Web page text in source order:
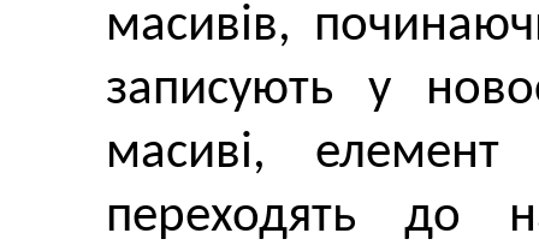
масивів,
записують у
масиві,
переходять до